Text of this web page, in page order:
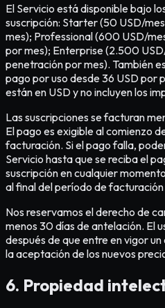
El Servicio está disponible bajo
suscripción: Starter (50 USD/
mes); Professional (600 USD/
por mes); Enterprise (2.500
penetración por mes). También
pago por uso desde 36 USD por
están en USD y no incluyen los
Las suscripciones se facturan
El pago es exigible al comienzo
facturación. Si el pago falla,
Servicio hasta que se reciba el
suscripción en cualquier
al final del período de
Nos reservamos el derecho de
menos 30 días de antelación. El
después de que entre en vigor
la aceptación de los nuevos
6. Propiedad